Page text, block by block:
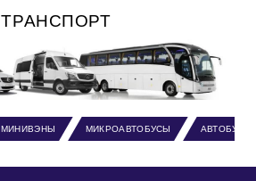
ТРАНСПОРТ
МИНИВЭНЫ МИКРОАВТОБУСЫ АВТОБУСЫ